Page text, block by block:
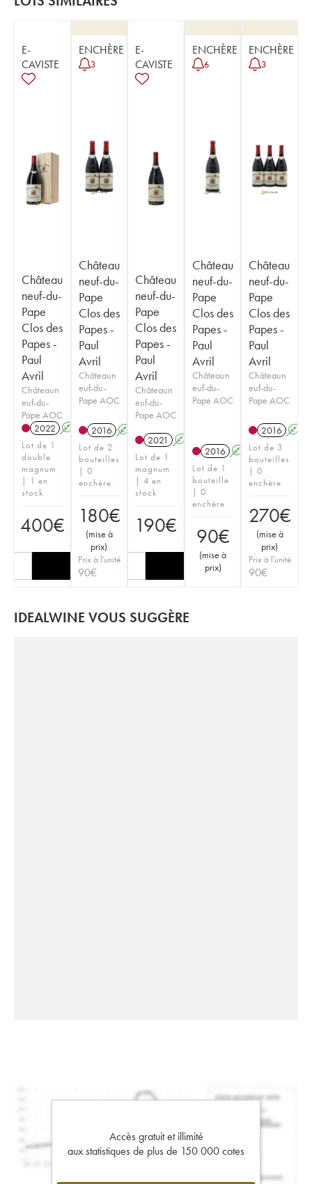
E-
CAVISTE
Château
neuf-du-
Pape
Clos des
Papes -
Paul
Avril
Châteaun
euf-du-
Pape AOC
2022 A T
Lot de 1
double
magnum
| 1 en
stock
400€
ENCHÈRE
3
Château
neuf-du-
Pape
Clos des
Papes -
Paul
Avril
Châteaun
euf-du-
Pape AOC
2016 A
Lot de 2
bouteilles
| 0
enchère
180€
(mise à
prix)
Prix à l'unité
90€
E-
CAVISTE
Château
neuf-du-
Pape
Clos des
Papes -
Paul
Avril
Châteaun
euf-du-
Pape AOC
2021 A
Lot de 1
magnum
| 4 en
stock
190€
ENCHÈRE
6
Château
neuf-du-
Pape
Clos des
Papes -
Paul
Avril
Châteaun
euf-du-
Pape AOC
2016 A
Lot de 1
bouteille
| 0
enchère
90€
(mise à
prix)
ENCHÈRE
3
Château
neuf-du-
Pape
Clos des
Papes -
Paul
Avril
Châteaun
euf-du-
Pape AOC
2016 A
Lot de 3
bouteilles
| 0
enchère
270€
(mise à
prix)
Prix à l'unité
90€
IDEALWINE VOUS SUGGÈRE
Accès gratuit et illimité
aux statistiques de plus de 150 000 cotes